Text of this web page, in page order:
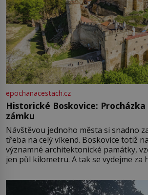
epochanacestach.cz
Historické Boskovice:
zámku
Návštěvou jednoho města si snadno
třeba na celý víkend. Boskovice totiž
významné architektonické památky,
jen půl kilometru. A tak se vydejme za
Boskovice na okraji Drahanské
ve13. století, a už v roce 1313 kronikáři